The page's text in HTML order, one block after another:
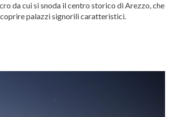
da cui si snoda il centro storico di Arezzo, che
palazzi signorili caratteristici.